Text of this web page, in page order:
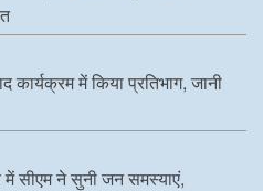
कार्यक्रम में किया प्रतिभाग, जानी
में सीएम ने सुनी जन समस्याएं,